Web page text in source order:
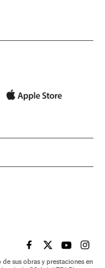
EL PAÍS BRASIL EN
EL PAÍSEL PAÍS
EL
sus obras y prestaciones en